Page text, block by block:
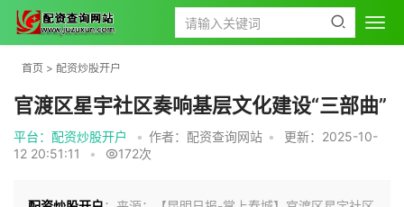
首页 > 配资炒股开户
官渡区星宇社区奏响基层文化建设“三部曲”
平台：配资炒股开户 • 作者：配资查询网站 •
更新：2025-10-
12 20:51:11
• 172次